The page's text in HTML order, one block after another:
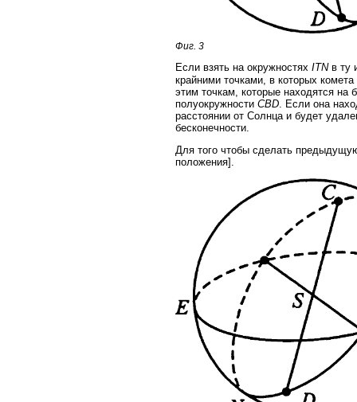
Фиг. 3
Если взять на окружностях ITNв ту
крайними точками, в которых
этим точкам, которые находятся на
полуокружности CBD . Если она
расстоянии от Солнца и будет
бесконечности.
Для того чтобы сделать
положения].